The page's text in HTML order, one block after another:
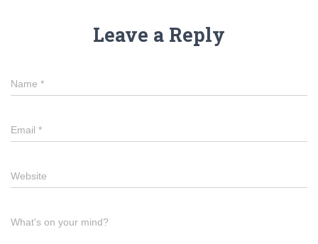
Leave a Reply
Name *
Email *
Website
What's on your mind?